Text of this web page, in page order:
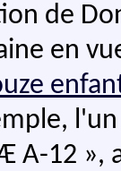
de
en
A-12 »,